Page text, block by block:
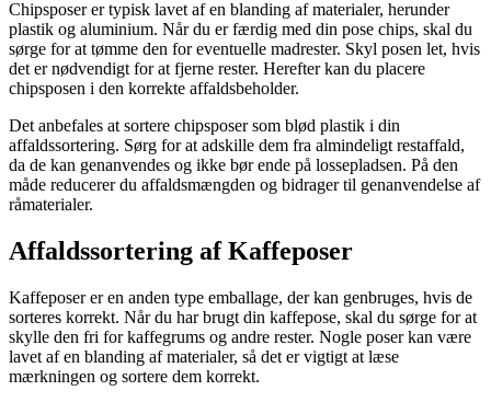
Chipsposer er typisk lavet af en blanding af materialer, herunder
plastik og aluminium. Når du er færdig med din pose chips, skal du
sørge for at tømme den for eventuelle madrester. Skyl posen let, hvis
det er nødvendigt for at fjerne rester. Herefter kan du placere
chipsposen i den korrekte affaldsbeholder.
Det anbefales at sortere chipsposer som blød plastik i din
affaldssortering. Sørg for at adskille dem fra almindeligt restaffald,
da de kan genanvendes og ikke bør ende på lossepladsen. På den
måde reducerer du affaldsmængden og bidrager til genanvendelse af
råmaterialer.
Affaldssortering af Kaffeposer
Kaffeposer er en anden type emballage, der kan genbruges, hvis de
sorteres korrekt. Når du har brugt din kaffepose, skal du sørge for at
skylle den fri for kaffegrums og andre rester. Nogle poser kan være
lavet af en blanding af materialer, så det er vigtigt at læse
mærkningen og sortere dem korrekt.